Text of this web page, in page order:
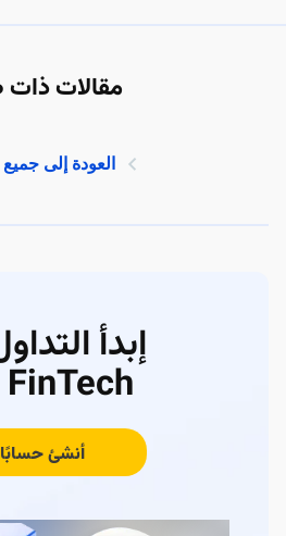
مقالات
العودة إلى جميع
إبدأ
FinTech
أنشئ حسابًا